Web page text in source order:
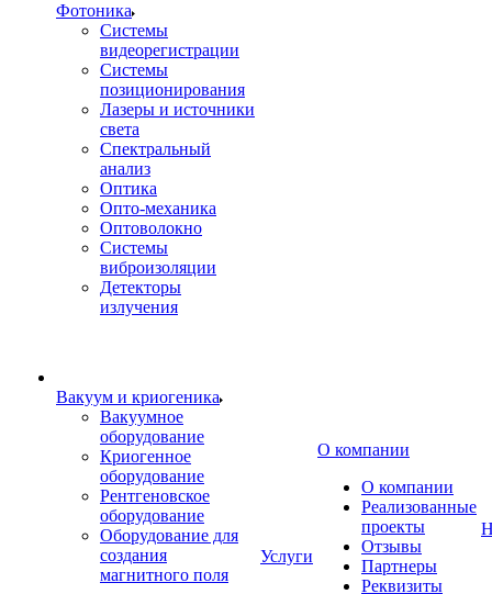
Фотоника
Cистемы
видеорегистрации
Системы
позиционирования
Лазеры и источники
света
Спектральный
анализ
Оптика
Опто-механика
Оптоволокно
Системы
виброизоляции
Детекторы
излучения
Вакуум и криогеника
Вакуумное
оборудование
Криогенное
оборудование
Рентгеновское
оборудование
Оборудование для
создания
магнитного поля
Услуги
О компании
О компании
Реализованные
проекты
Отзывы
Партнеры
Реквизиты